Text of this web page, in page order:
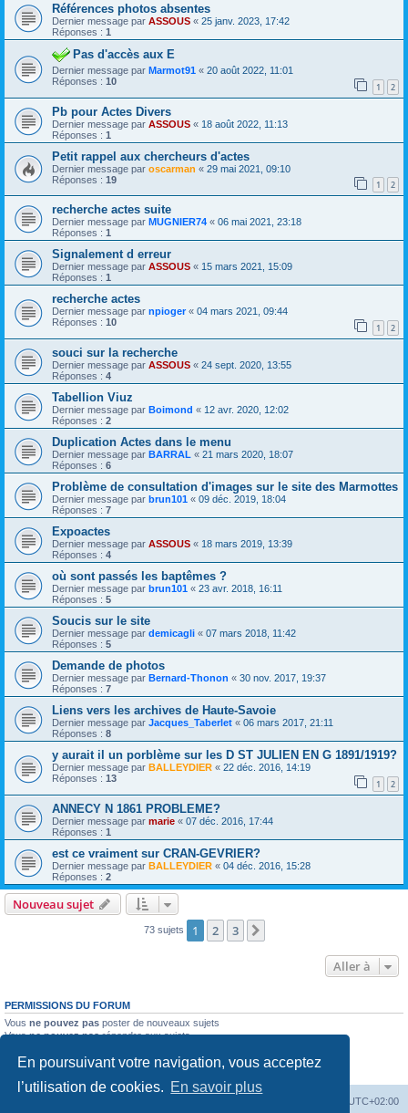
En poursuivant votre navigation, vous acceptez
l’utilisation de cookies. En savoir plus
Références photos absentes
Dernier message par ASSOUS « 25 janv. 2023, 17:42
Réponses : 1
Pas d'accès aux E
Dernier message par Marmot91 « 20 août 2022, 11:01
Réponses : 10 1 2
Pb pour Actes Divers
Dernier message par ASSOUS « 18 août 2022, 11:13
Réponses : 1
Petit rappel aux chercheurs d'actes
Dernier message par oscarman « 29 mai 2021, 09:10
Réponses : 19 1 2
recherche actes suite
Dernier message par MUGNIER74 « 06 mai 2021, 23:18
Réponses : 1
Signalement d erreur
Dernier message par ASSOUS « 15 mars 2021, 15:09
Réponses : 1
recherche actes
Dernier message par npioger« 04 mars 2021, 09:44
Réponses : 10 1 2
souci sur la recherche
Dernier message par ASSOUS « 24 sept. 2020, 13:55
Réponses : 4
Tabellion Viuz
Dernier message par Boimond « 12 avr. 2020, 12:02
Réponses : 2
Duplication Actes dans le menu
Dernier message par BARRAL « 21 mars 2020, 18:07
Réponses : 6
Problème de consultation d'images sur le site des Marmottes
Dernier message par brun101 « 09 déc. 2019, 18:04
Réponses : 7
Expoactes
Dernier message par ASSOUS « 18 mars 2019, 13:39
Réponses : 4
où sont passés les baptêmes ?
Dernier message par brun101 « 23 avr. 2018, 16:11
Réponses : 5
Soucis sur le site
Dernier message par demicagli « 07 mars 2018, 11:42
Réponses : 5
Demande de photos
Dernier message par Bernard-Thonon « 30 nov. 2017, 19:37
Réponses : 7
Liens vers les archives de Haute-Savoie
Dernier message par Jacques_Taberlet « 06 mars 2017, 21:11
Réponses : 8
y aurait il un porblème sur les D ST JULIEN EN G 1891/1919?
Dernier message par BALLEYDIER « 22 déc. 2016, 14:19
Réponses : 13 1 2
ANNECY N 1861 PROBLEME?
Dernier message par marie « 07 déc. 2016, 17:44
Réponses : 1
est ce vraiment sur CRAN-GEVRIER?
Dernier message par BALLEYDIER « 04 déc. 2016, 15:28
Réponses : 2
Nouveau sujet
73 sujets 1 2 3
Aller à
PERMISSIONS DU FORUM
Vous ne pouvez pas poster de nouveaux sujets
Vousne pouvez pasrépondre aux sujets
Vousne pouvez passupprimer vos messages
ne pouvez pas joindre des fichiers
UTC+02:00